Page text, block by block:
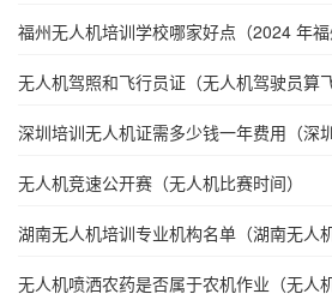
福州无人机培训学校哪家好点（2024 年福
无人机驾照和飞行员证（无人机驾驶员算
深圳培训无人机证需多少钱一年费用（深
无人机竞速公开赛（无人机比赛时间）
湖南无人机培训专业机构名单（湖南无人
无人机喷洒农药是否属于农机作业（无人